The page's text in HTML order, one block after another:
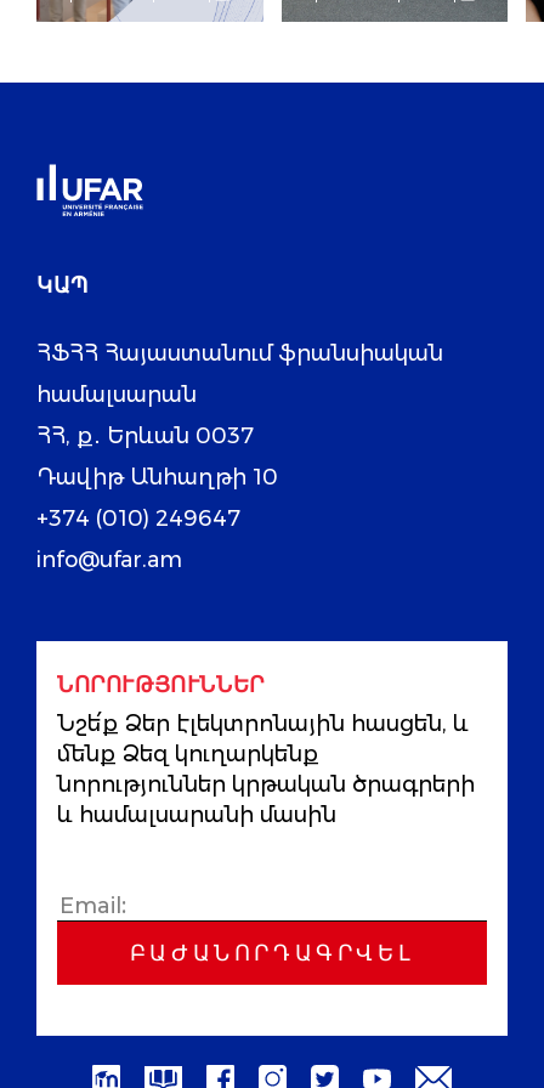
ԿԱՊ
ՀՖՀՀ Հայաստանում ֆրանսիական
համալսարան
ՀՀ, ք․ Երևան 0037
Դավիթ Անհաղթի 10
+374 (010) 249647
info@ufar.am
ՆՈՐՈՒԹՅՈՒՆՆԵՐ
Նշե՛ք Ձեր էլեկտրոնային հասցեն, և
մենք Ձեզ կուղարկենք
նորություններ կրթական ծրագրերի
և համալսարանի մասին
ԲԱԺԱՆՈՐԴԱԳՐՎԵԼ